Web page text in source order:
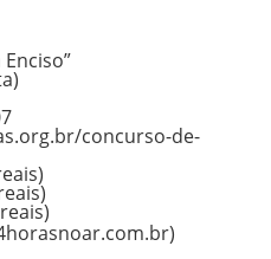
concurso-de-